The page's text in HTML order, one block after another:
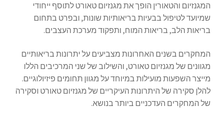
המגנזיום והטאורין הופך את מגנזיום טאורט לתוסף ייחודי
שמיועד לטיפול בבעיות בריאותיות שונות, ובפרט בתחום
בריאות הלב, בריאות המוח, ותפקוד מערכת העצבים.
המחקרים בשנים האחרונות מצביעים על יתרונות בריאותיים
מגוונים של מגנזיום טאורט, והשילוב של שני המרכיבים הללו
מייצר השפעות מועילות במיוחד על מגוון תחומים פיזיולוגיים.
להלן סקירה של היתרונות העיקריים של מגנזיום טאורט וסקירה
של המחקרים העדכניים ביותר בנושא.